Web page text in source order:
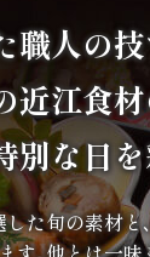
職人の
近江食
別な日
た旬の素材